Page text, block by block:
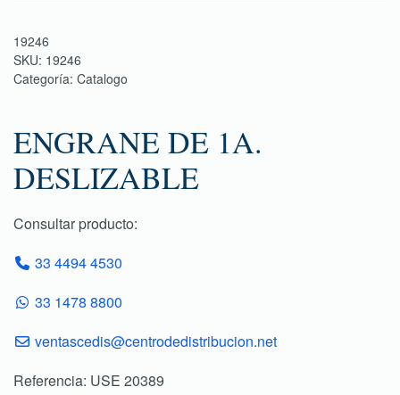
19246
SKU: 19246
Categoría: Catalogo
ENGRANE DE 1A.
DESLIZABLE
Consultar producto:
33 4494 4530
33 1478 8800
ventascedis@centrodedistribucion.net
Referencia: USE 20389